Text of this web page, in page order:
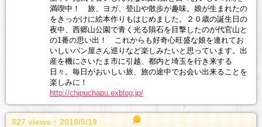
満喫中！ 旅、ヨガ、登山や散歩が趣味。娘が生まれたの
をきっかけに絵本作りもはじめました。２０歳の誕生日の
夜中、西郷山公園で青く光る隕石を目撃したのが代官山と
の1番の思い出！ これからも好奇心旺盛な娘を連れてお
いしいパン屋さん巡りなど楽しみたいと思っています。出
産を機にさいたま市に引越、都内と埼玉を行き来する
日々。毎日がおいしい旅、旅の途中でお会い出来ることを
楽しみに！
http://chipuchapu.exblog.jp/
827 views ･ 2018/5/19